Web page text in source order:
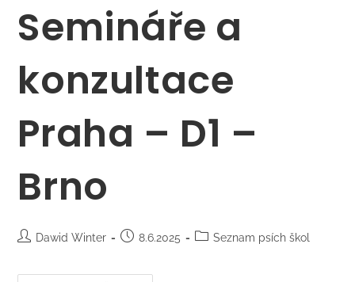
Semináře a
konzultace
Praha – D1 –
Brno
Dawid Winter 8.6.2025 Seznam psích škol